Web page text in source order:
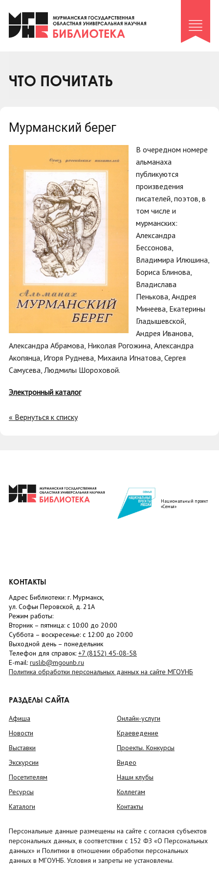
Клуб «Гиря и сельдерей»
Клуб «Семейный архив»
Коллегам
ЧТО ПОЧИТАТЬ
Мурманский берег
В очередном номере
альманаха
публикуются
произведения
писателей, поэтов, в
том числе и
мурманских:
Александра
Бессонова,
Владимира Илюшина,
Бориса Блинова,
Владислава
Пенькова, Андрея
Минеева, Екатерины
Гладышевской,
Андрея Иванова,
Александра Абрамова, Николая Рогожина, Александра
Акопянца, Игоря Руднева, Михаила Игнатова, Сергея
Самусева, Людмилы Шороховой.
Электронный каталог
« Вернуться к списку
Национальный проект
«Семья»
КОНТАКТЫ
Адрес Библиотеки: г. Мурманск,
ул. Софьи Перовской, д. 21А
Режим работы:
Вторник – пятница: с 10:00 до 20:00
Суббота – воскресенье: c 12:00 до 20:00
Выходной день – понедельник
Телефон для справок: +7 (8152) 45-08-58
E-mail: ruslib@mgounb.ru
Политика обработки персональных данных на сайте МГОУНБ
РАЗДЕЛЫ САЙТА
Афиша
Новости
Выставки
Экскурсии
Посетителям
Ресурсы
Каталоги
Онлайн-услуги
Краеведение
Проекты. Конкурсы
Видео
Наши клубы
Коллегам
Контакты
Персональные данные размещены на сайте с согласия субъектов
персональных данных, в соответствии с 152 ФЗ «О Персональных
данных» и Политики в отношении обработки персональных
данных в МГОУНБ. Условия и запреты не установлены.